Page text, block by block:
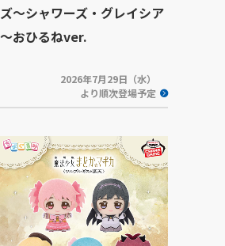
ズ～シャワーズ・グレイシア
～おひるねver.
2026年7月29日（水）
より順次登場予定